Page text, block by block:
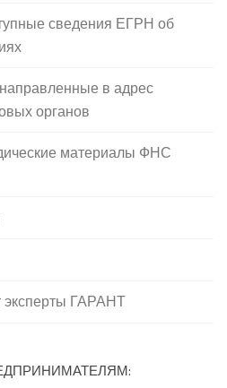
сведения ЕГРН об
в адрес
органов
материалы ФНС
эксперты ГАРАНТ